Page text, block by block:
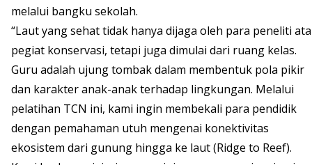
melalui bangku sekolah.
“Laut yang sehat tidak hanya dijaga oleh para peneliti
pegiat konservasi, tetapi juga dimulai dari ruang kelas.
Guru adalah ujung tombak dalam membentuk pola pikir
dan karakter anak-anak terhadap lingkungan. Melalui
pelatihan TCN ini, kami ingin membekali para pendidik
dengan pemahaman utuh mengenai konektivitas
ekosistem dari gunung hingga ke laut (Ridge to Reef).